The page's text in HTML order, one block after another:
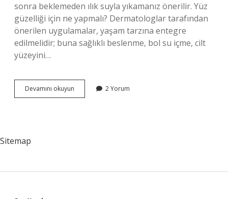
sonra beklemeden ılık suyla yıkamanız önerilir. Yüz
güzelliği için ne yapmalı? Dermatologlar tarafından
önerilen uygulamalar, yaşam tarzına entegre
edilmelidir; buna sağlıklı beslenme, bol su içme, cilt
yüzeyini…
Devamını okuyun
Cilt
2 Yorum
Sitemap